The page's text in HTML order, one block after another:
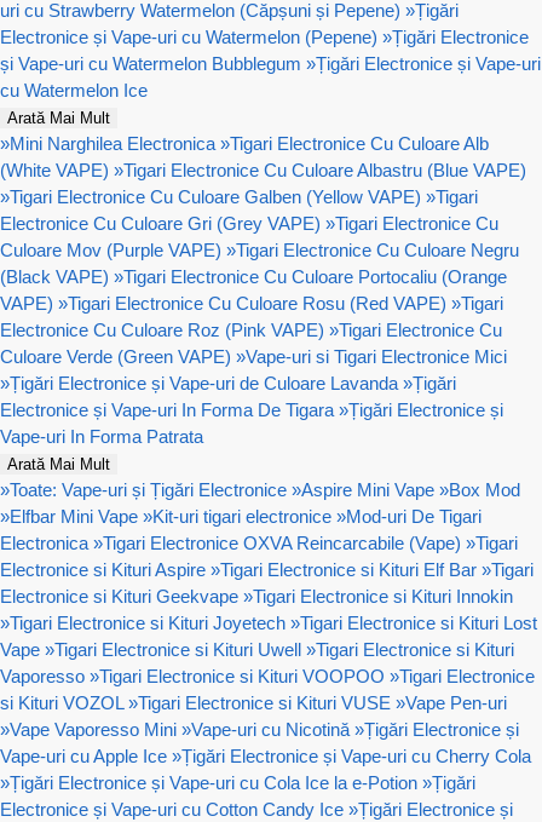
uri cu Strawberry Watermelon (Căpșuni și Pepene) »Țigări
Electronice și Vape-uri cu Watermelon (Pepene) »Țigări Electronice
și Vape-uri cu Watermelon Bubblegum »Țigări Electronice și Vape-uri
cu Watermelon Ice
Arată Mai Mult
»Mini Narghilea Electronica »Tigari Electronice Cu Culoare Alb
(White VAPE) »Tigari Electronice Cu Culoare Albastru (Blue VAPE)
»Tigari Electronice Cu Culoare Galben (Yellow VAPE) »Tigari
Electronice Cu Culoare Gri (Grey VAPE) »Tigari Electronice Cu
Culoare Mov (Purple VAPE) »Tigari Electronice Cu Culoare Negru
(Black VAPE) »Tigari Electronice Cu Culoare Portocaliu (Orange
VAPE) »Tigari Electronice Cu Culoare Rosu (Red VAPE) »Tigari
Electronice Cu Culoare Roz (Pink VAPE) »Tigari Electronice Cu
Culoare Verde (Green VAPE) »Vape-uri si Tigari Electronice Mici
»Țigări Electronice și Vape-uri de Culoare Lavanda »Țigări
Electronice și Vape-uri In Forma De Tigara »Țigări Electronice și
Vape-uri In Forma Patrata
Arată Mai Mult
»Toate: Vape-uri și Țigări Electronice »Aspire Mini Vape »Box Mod
»Elfbar Mini Vape »Kit-uri tigari electronice »Mod-uri De Tigari
Electronica »Tigari Electronice OXVA Reincarcabile (Vape) »Tigari
Electronice si Kituri Aspire »Tigari Electronice si Kituri Elf Bar »Tigari
Electronice si Kituri Geekvape »Tigari Electronice si Kituri Innokin
»Tigari Electronice si Kituri Joyetech »Tigari Electronice si Kituri Lost
Vape »Tigari Electronice si Kituri Uwell »Tigari Electronice si Kituri
Vaporesso »Tigari Electronice si Kituri VOOPOO »Tigari Electronice
si Kituri VOZOL »Tigari Electronice si Kituri VUSE »Vape Pen-uri
»Vape Vaporesso Mini »Vape-uri cu Nicotină »Țigări Electronice și
Vape-uri cu Apple Ice »Țigări Electronice și Vape-uri cu Cherry Cola
»Țigări Electronice și Vape-uri cu Cola Ice la e-Potion »Țigări
Electronice și Vape-uri cu Cotton Candy Ice »Țigări Electronice și